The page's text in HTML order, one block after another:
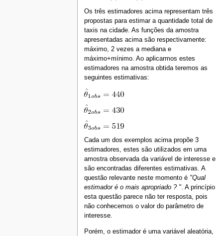
Os três estimadores acima representam três
propostas para estimar a quantidade total de
taxis na cidade. As funções da amostra
apresentadas acima são respectivamente:
máximo, 2 vezes a mediana e
máximo+mínimo. Ao aplicarmos estes
estimadores na amostra obtida teremos as
seguintes estimativas:
Cada um dos exemplos acima propõe 3
estimadores, estes são utilizados em uma
amostra observada da variável de interesse e
são encontradas diferentes estimativas. A
questão relevante neste momento é "Qual
estimador é o mais apropriado ? ". A princípio
esta questão parece não ter resposta, pois
não conhecemos o valor do parâmetro de
interesse.
Porém, o estimador é uma variável aleatória,